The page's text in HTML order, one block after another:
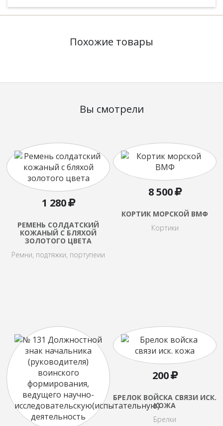
Похожие товары
Вы смотрели
1 280
РЕМЕНЬ СОЛДАТСКИЙ
КОЖАНЫЙ С БЛЯХОЙ
ЗОЛОТОГО ЦВЕТА
Ремни, подтяжки, портупеии
8 500
КОРТИК МОРСКОЙ ВМФ
Кортики
200
БРЕЛОК ВОЙСКА СВЯЗИ ИСК.
КОЖА
Брелки